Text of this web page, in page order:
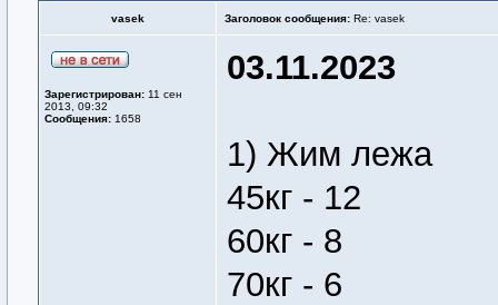
vasek Заголовок сообщения: Re: vasek
Зарегистрирован: 11 сен
2013, 09:32
Сообщения: 1658
03.11.2023
1) Жим лежа
45кг - 12
60кг - 8
70кг - 6